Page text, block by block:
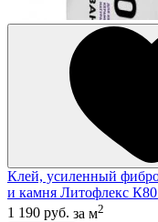
Клей, усиленный
и камня Литофлекс
1 190 руб. за м2